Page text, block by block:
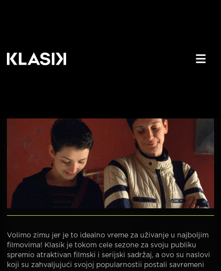
Februar će obeležiti najbolji
Volimo zimu jer je to idealno vreme za uživanje u najboljim
filmovima! Klasik je tokom cele sezone za svoju publiku
spremio atraktivan filmski i serijski sadržaj, a ovo su naslovi
koji su zahvaljujući svojoj popularnostii postali savremeni